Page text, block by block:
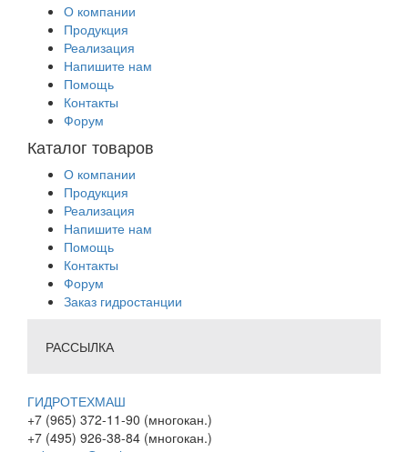
О компании
Продукция
Реализация
Напишите нам
Помощь
Контакты
Форум
Каталог товаров
О компании
Продукция
Реализация
Напишите нам
Помощь
Контакты
Форум
Заказ гидростанции
РАССЫЛКА
ГИДРОТЕХМАШ
+7 (965) 372-11-90 (многокан.)
+7 (495) 926-38-84 (многокан.)